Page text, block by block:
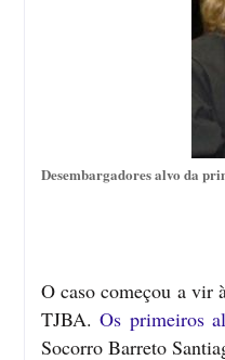
Desembargadores alvo da
O caso começou a vir
TJBA.Os primeiros
Socorro Barreto